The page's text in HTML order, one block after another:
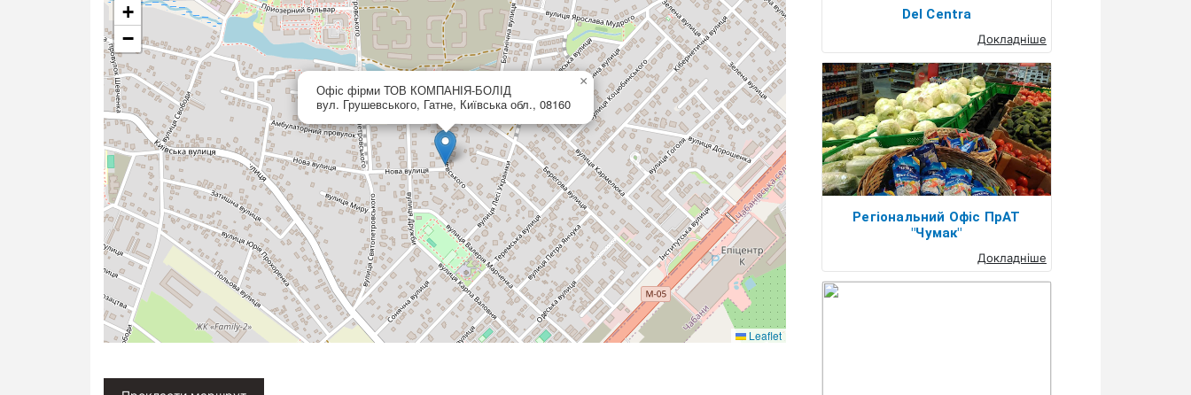
Офіс фірми ТОВ КОМПАНІЯ-БОЛІД
вул. Грушевського, Гатне, Київська обл., 08160
×
+
−
Leaflet
Del Centra
Докладніше
Регіональний Офіс ПрАТ
"Чумак"
Докладніше